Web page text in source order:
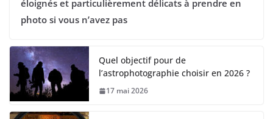
éloignés et particulièrement délicats à prendre en
photo si vous n’avez pas
Quel objectif pour de
l’astrophotographie choisir en 2026 ?
17 mai 2026